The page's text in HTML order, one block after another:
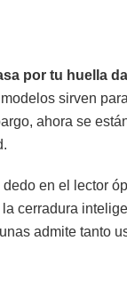
por tu huella
sirven
ahora se
en el lector
cerradura
admite tanto